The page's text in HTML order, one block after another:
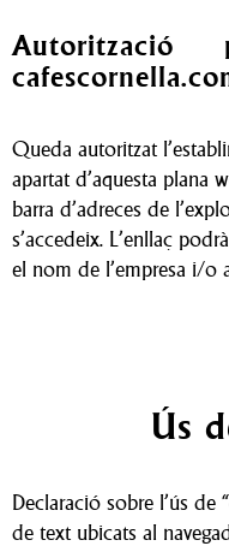
Queda autoritzat
apartat d’aquesta plana
barra d’adreces de
s’accedeix. L’enllaç
el nom de l’empresa i/o
Ús
Declaració sobre l’ús de
de text ubicats al